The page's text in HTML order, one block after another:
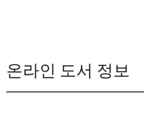
온라인 도서 정보